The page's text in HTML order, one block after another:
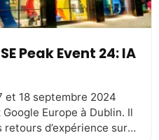
Peak Event 24: IA
et 18 septembre 2024
Europe à Dublin. Il
d’expérience sur